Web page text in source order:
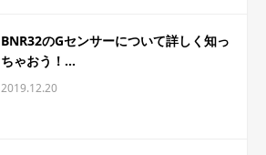
BNR32のGセンサーについて詳しく知っ
ちゃおう！...
2019.12.20